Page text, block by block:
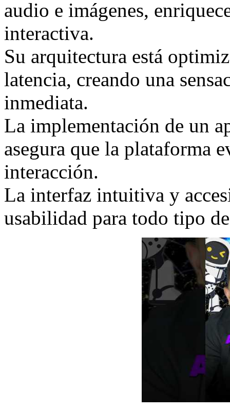
audio e imágenes,
interactiva.
Su arquitectura está
latencia, creando una
inmediata.
La implementación de un
asegura que la plataforma
interacción.
La interfaz intuitiva y
usabilidad para todo tipo